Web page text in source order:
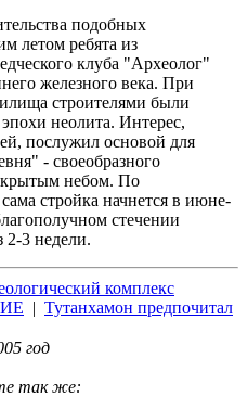
подобных
летом ребята из
клуба "Археолог"
железного века. При
строителями были
неолита. Интерес,
послужил основой для
- своеобразного
небом. По
стройка начнется в июне-
стечении
2-3 недели.
комплекс
| Тутанхамон предпочитал
год
так же: